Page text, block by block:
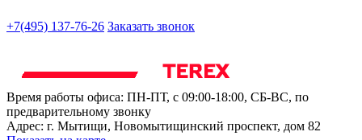
+7(495) 137-76-26 Заказать звонок
Время работы офиса: ПН-ПТ, с 09:00-18:00, СБ-ВС, по
предварительному звонку
Адрес: г. Мытищи, Новомытищинский проспект, дом 82